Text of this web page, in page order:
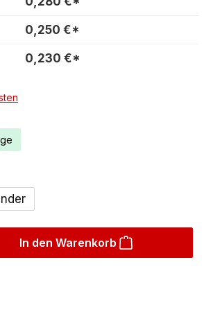
0,250 €*
0,230 €*
Wert ein oder benutze die Schaltflächen
In den Warenkorb